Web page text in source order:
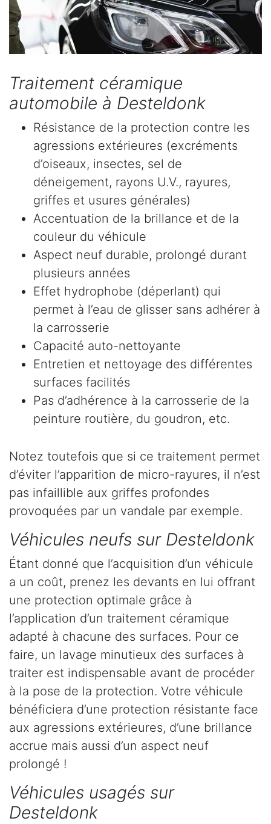
Traitement céramique
automobile à Desteldonk
Résistance de la protection contre les
agressions extérieures (excréments
d’oiseaux, insectes, sel de
déneigement, rayons U.V., rayures,
griffes et usures générales)
Accentuation de la brillance et de la
couleur du véhicule
Aspect neuf durable, prolongé durant
plusieurs années
Effet hydrophobe (déperlant) qui
permet à l’eau de glisser sans adhérer à
la carrosserie
Capacité auto-nettoyante
Entretien et nettoyage des différentes
surfaces facilités
Pas d’adhérence à la carrosserie de la
peinture routière, du goudron, etc.
Notez toutefois que si ce traitement permet
d’éviter l’apparition de micro-rayures, il n’est
pas infaillible aux griffes profondes
provoquées par un vandale par exemple.
Véhicules neufs sur Desteldonk
Étant donné que l’acquisition d’un véhicule
a un coût, prenez les devants en lui offrant
une protection optimale grâce à
l’application d’un traitement céramique
adapté à chacune des surfaces. Pour ce
faire, un lavage minutieux des surfaces à
traiter est indispensable avant de procéder
à la pose de la protection. Votre véhicule
bénéficiera d’une protection résistante face
aux agressions extérieures, d’une brillance
accrue mais aussi d’un aspect neuf
prolongé !
Véhicules usagés sur
Desteldonk